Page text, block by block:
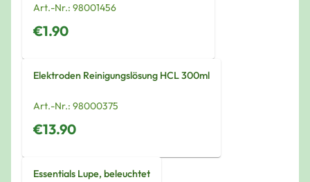
Art.-Nr.: 98001456
€1.90
Elektroden Reinigungslösung HCL 300ml
Art.-Nr.: 98000375
€13.90
Essentials Lupe, beleuchtet